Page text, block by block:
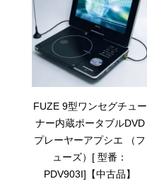
FUZE 9型ワンセグチュー
ナー内蔵ポータブルDVD
プレーヤーアプシエ （フ
ューズ）[ 型番：
PDV903I]【中古品】